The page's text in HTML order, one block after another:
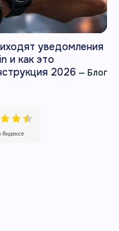
уведомления
и как это
2026 — Блог